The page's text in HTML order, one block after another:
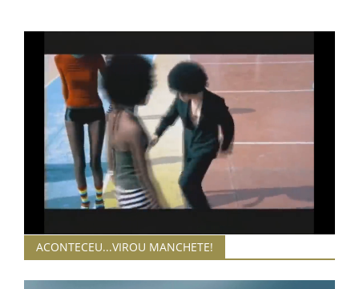
Mega-Sena acumula novamente e prêmio vai a R$ 150 milhões
Chagas Vieira será primeiro suplente de Luizianne na disputa ao Senado
Eleitoras cobram mais protagonismo feminino: ‘independentemente da ideologia’
Ceará receberá etapa de encerramento do Rally Forrageiras para o Semiárido em novembro
3climas Manchete 0508
Trabalhadores da CPTM decidem manter a greve por mais um dia e paralisação seguirá na quarta-feira
ACONTECEU...VIROU MANCHETE!